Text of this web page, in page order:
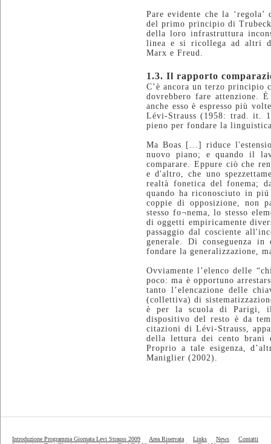
Pare evidente che la
del primo principio di
della loro infrastruttura
linea e si ricollega ad altri
Marx e Freud.
1.3. Il rapporto
C’è ancora un terzo principio
dovrebbero fare attenzione.
anche esso è espresso più
Lévi-Strauss (1958: trad. it.
pieno per fondare la
Ma Boas [...] riduce
nuovo piano; e quando il
comparare. Eppure ciò che
e d'altro, che uno
realtà fonetica del fonema;
quando ha riconosciuto in
coppie di opposizione, non
stesso fo¬nema, lo stesso
di oggetti empiricamente
passaggio dal cosciente
generale. Di conseguenza
fondare la generalizzazione,
Ovviamente l’elenco delle
poco: ma è opportuno
tanto l’elencazione delle
(collettiva) di
è per la scuola di Parigi, il
dispositivo del resto è da
citazioni di Lévi-Strauss,
della lettura dei cento brani
Proprio a tale esigenza,
Maniglier (2002).
Introduzione Programma Giornata Levi Strauss 2009 Area Riservata Links News
Contatti